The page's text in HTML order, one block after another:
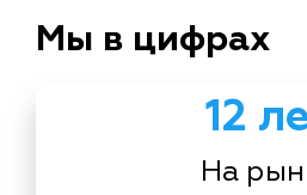
Мы в цифрах
12
На